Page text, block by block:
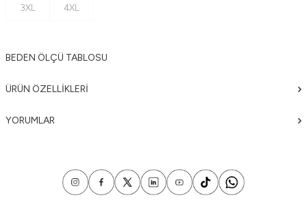
3XL 4XL
BEDEN ÖLÇÜ TABLOSU
ÜRÜN ÖZELLIKLERI
YORUMLAR